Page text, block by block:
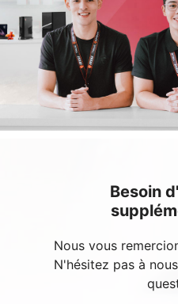
Besoin
Nous vous
N'hésitez pas à